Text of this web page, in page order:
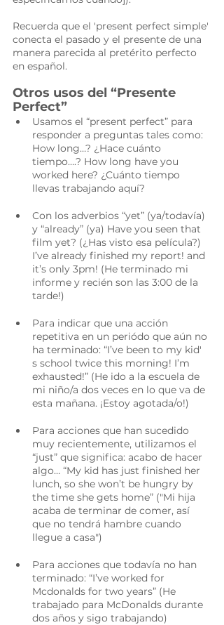
Recuerda que el 'present perfect simple'
conecta el pasado y el presente de una
manera parecida al pretérito perfecto
en español.
Otros usos del “Presente
Perfect”
Usamos el “present perfect” para
responder a preguntas tales como:
How long…? ¿Hace cuánto
tiempo….? How long have you
worked here? ¿Cuánto tiempo
llevas trabajando aquí?
Con los adverbios “yet” (ya/todavía)
y “already” (ya) Have you seen that
film yet? (¿Has visto esa película?)
I’ve already finished my report! and
it’s only 3pm! (He terminado mi
informe y recién son las 3:00 de la
tarde!)
Para indicar que una acción
repetitiva en un periódo que aún no
ha terminado: “I’ve been to my kid'
s school twice this morning! I’m
exhausted!” (He ido a la escuela de
mi niño/a dos veces en lo que va de
esta mañana. ¡Estoy agotada/o!)
Para acciones que han sucedido
muy recientemente, utilizamos el
“just” que significa: acabo de hacer
algo… “My kid has just finished her
lunch, so she won’t be hungry by
the time she gets home” ("Mi hija
acaba de terminar de comer, así
que no tendrá hambre cuando
llegue a casa")
Para acciones que todavía no han
terminado: “I’ve worked for
Mcdonalds for two years” (He
trabajado para McDonalds durante
dos años y sigo trabajando)